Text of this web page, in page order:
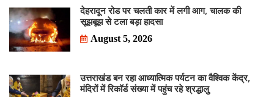
देहरादून रोड पर चलती कार में लगी आग, चालक की
सूझबूझ से टला बड़ा हादसा
August 5, 2026
उत्तराखंड बन रहा आध्यात्मिक पर्यटन का वैश्विक केंद्र,
मंदिरों में रिकॉर्ड संख्या में पहुंच रहे श्रद्धालु